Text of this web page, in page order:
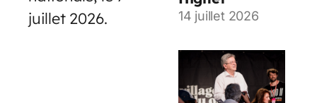
juillet 2026.
14 juillet 2026